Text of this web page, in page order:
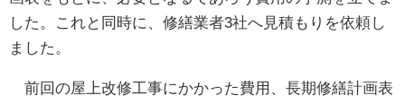
した。これと同時に、修繕業者3社へ見積もりを依頼し
ました。
前回の屋上改修工事にかかった費用、長期修繕計画表